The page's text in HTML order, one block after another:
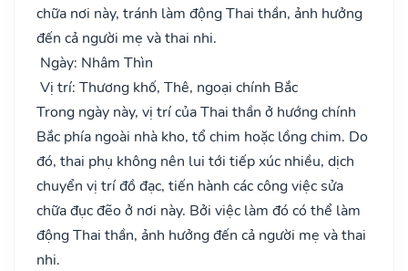
chữa nơi này, tránh làm động Thai thần, ảnh hưởng
đến cả người mẹ và thai nhi.
Ngày: Nhâm Thìn
Vị trí: Thương khố, Thê, ngoại chính Bắc
Trong ngày này, vị trí của Thai thần ở hướng chính
Bắc phía ngoài nhà kho, tổ chim hoặc lồng chim. Do
đó, thai phụ không nên lui tới tiếp xúc nhiều, dịch
chuyển vị trí đồ đạc, tiến hành các công việc sửa
chữa đục đẽo ở nơi này. Bởi việc làm đó có thể làm
động Thai thần, ảnh hưởng đến cả người mẹ và thai
nhi.